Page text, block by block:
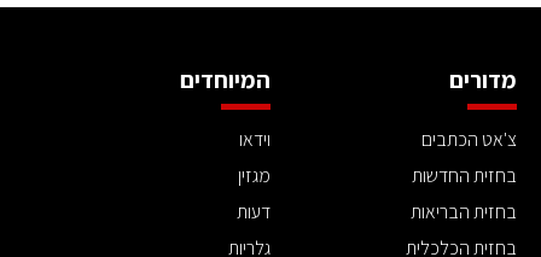
מדורים
צ'אט הכתבים
בחזית החדשות
בחזית הבריאות
בחזית הכלכלית
המיוחדים
וידאו
מגזין
דעות
גלריות